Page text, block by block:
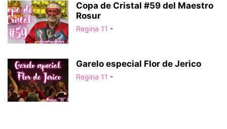
Copa de Cristal #59 del Maestro
Rosur
Regina 11 -
Garelo especial Flor de Jerico
Regina 11 -